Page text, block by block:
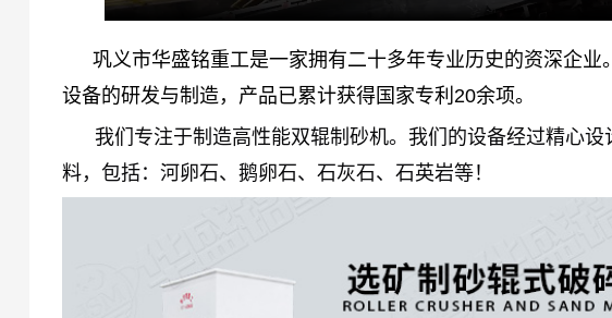
巩义市华盛铭重工是一家拥有二十多年专业历史的资深企业。
设备的研发与制造，产品已累计获得国家专利20余项。
料，包括：河卵石、鹅卵石、石灰石、石英岩等！